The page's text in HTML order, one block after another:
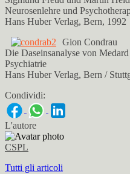
Neurosenlehre und
Hans Huber Verlag, Bern, 1992
Gion Condrau
Die Daseinsanalyse von
Psychiatrie
Hans Huber Verlag, Bern /
Condividi:
L'autore
CSPL
Tutti gli articoli